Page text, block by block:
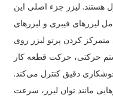
لیزر جزء اصلی این
لیزرهای فیبری و لیزرهای
کردن پرتو لیزر روی
حرکتی، حرکت قطعه کار
دقیق کنترل می‌کند.
مانند توان لیزر، سرعت